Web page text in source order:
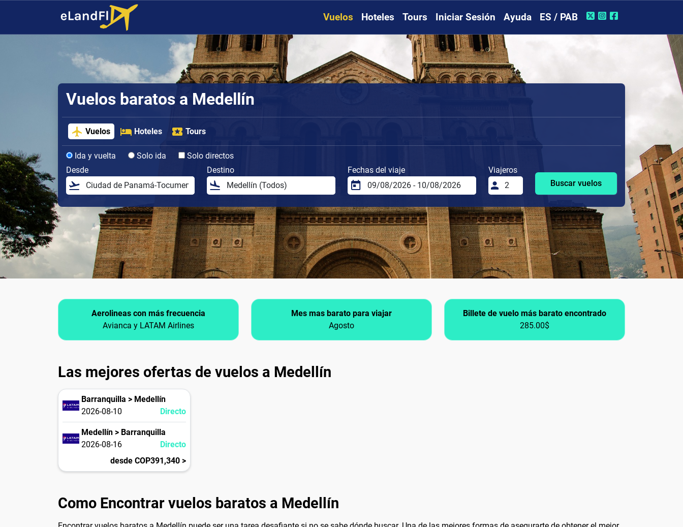
Vuelos Hoteles Tours Iniciar Sesión Ayuda ES / PAB
Vuelos baratos a Medellín
Vuelos Hoteles Tours
Ida y vuelta Solo ida
Solo directos
Desde
Destino Fechas del viaje
Viajeros
Buscar vuelos
Aerolineas con más frecuencia
Avianca y LATAM Airlines
Mes mas barato para viajar
Agosto
Billete de vuelo más barato encontrado
285.00$
Las mejores ofertas de vuelos a Medellín
Barranquilla > Medellín
2026-08-10
Directo
Medellín > Barranquilla
2026-08-16
Directo
desde COP391,340 >
Como Encontrar vuelos baratos a Medellín